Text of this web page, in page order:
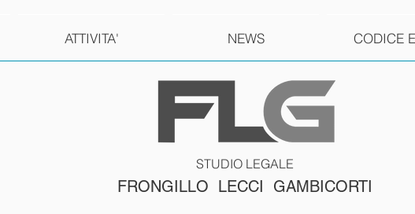
ATTIVITA' NEWS CODICE
STUDIO LEGALE
FRONGILLO LECCI GAMBICORTI